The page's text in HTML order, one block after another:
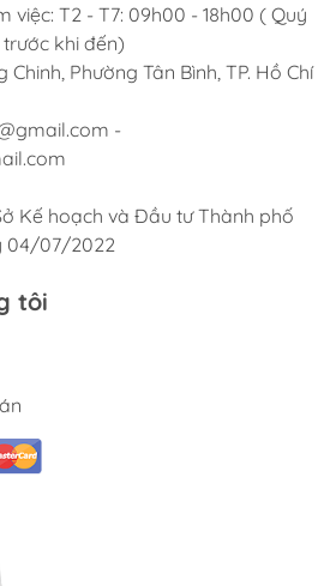
việc: T2 - T7: 09h00 - 18h00 ( Quý
khi đến)
Chinh, Phường Tân Bình, TP. Hồ Chí
-
Kế hoạch và Đầu tư Thành phố
04/07/2022
tôi